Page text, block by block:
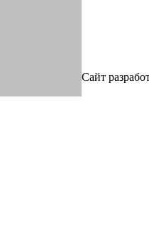
Сайт